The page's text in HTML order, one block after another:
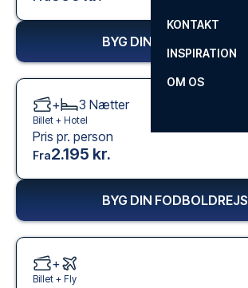
KONTAKT
INSPIRATION
OM OS
BYG DIN FODBOLDREJSE
+ 3 Nætter
Billet + Hotel
Pris pr. person
Fra2.195 kr.
BYG DIN
+
Billet + Fly